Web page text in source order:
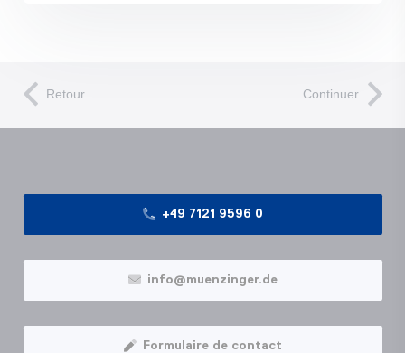
Retour Continuer
+49 7121 9596 0
info@muenzinger.de
Formulaire de contact